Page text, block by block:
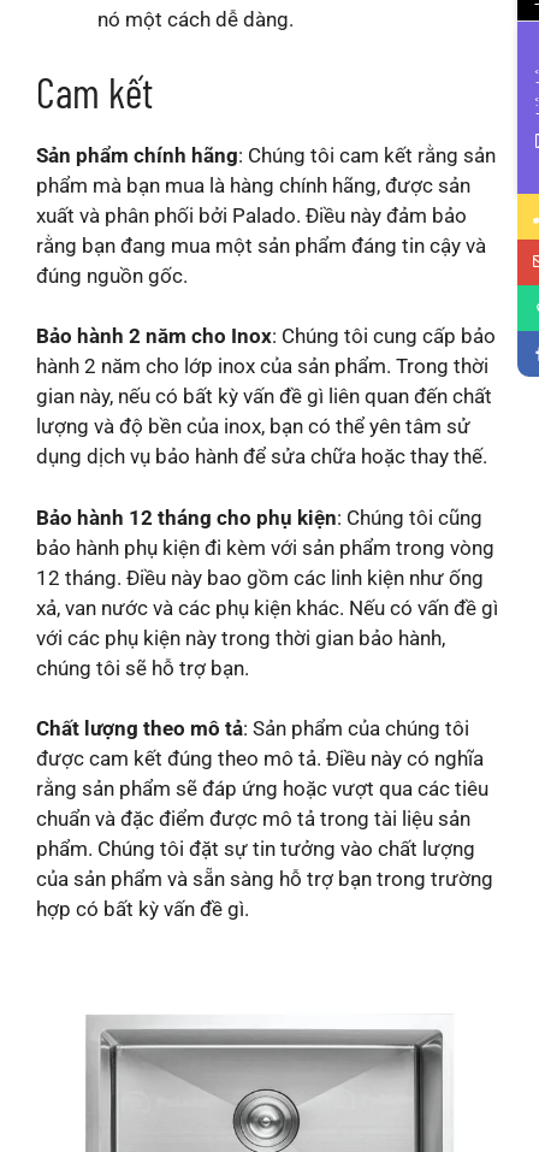
nó một cách dễ dàng.
Cam kết
Sản phẩm chính hãng: Chúng tôi cam kết rằng sản
phẩm mà bạn mua là hàng chính hãng, được sản
xuất và phân phối bởi Palado. Điều này đảm bảo
rằng bạn đang mua một sản phẩm đáng tin cậy và
đúng nguồn gốc.
Bảo hành 2 năm cho Inox: Chúng tôi cung cấp bảo
hành 2 năm cho lớp inox của sản phẩm. Trong thời
gian này, nếu có bất kỳ vấn đề gì liên quan đến chất
lượng và độ bền của inox, bạn có thể yên tâm sử
dụng dịch vụ bảo hành để sửa chữa hoặc thay thế.
Bảo hành 12 tháng cho phụ kiện: Chúng tôi cũng
bảo hành phụ kiện đi kèm với sản phẩm trong vòng
12 tháng. Điều này bao gồm các linh kiện như ống
xả, van nước và các phụ kiện khác. Nếu có vấn đề gì
với các phụ kiện này trong thời gian bảo hành,
chúng tôi sẽ hỗ trợ bạn.
Chất lượng theo mô tả: Sản phẩm của chúng tôi
được cam kết đúng theo mô tả. Điều này có nghĩa
rằng sản phẩm sẽ đáp ứng hoặc vượt qua các tiêu
chuẩn và đặc điểm được mô tả trong tài liệu sản
phẩm. Chúng tôi đặt sự tin tưởng vào chất lượng
của sản phẩm và sẵn sàng hỗ trợ bạn trong trường
hợp có bất kỳ vấn đề gì.